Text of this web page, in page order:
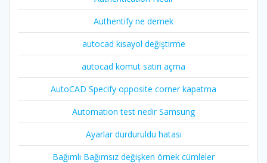
Authentify ne demek
autocad kısayol değiştirme
autocad komut satırı açma
AutoCAD Specify opposite corner kapatma
Automation test nedir Samsung
Ayarlar durduruldu hatası
Bağımlı Bağımsız değişken örnek cümleler